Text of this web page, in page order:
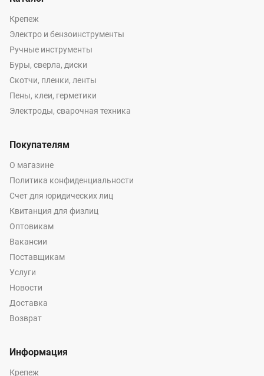
Крепеж
Электро и бензоинструменты
Ручные инструменты
Буры, сверла, диски
Скотчи, пленки, ленты
Пены, клеи, герметики
Электроды, сварочная техника
Покупателям
О магазине
Политика конфиденциальности
Счет для юридических лиц
Квитанция для физлиц
Оптовикам
Вакансии
Поставщикам
Услуги
Новости
Доставка
Возврат
Информация
Крепеж